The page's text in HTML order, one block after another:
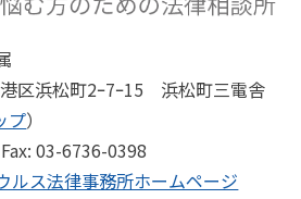
区浜松町2ｰ7ｰ15 浜松町三電舎
プ）
Fax: 03-6736-0398
ルス法律事務所ホームページ